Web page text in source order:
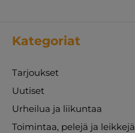
Kategoriat
Tarjoukset
Uutiset
Urheilua ja liikuntaa
Toimintaa, pelejä ja leikkejä